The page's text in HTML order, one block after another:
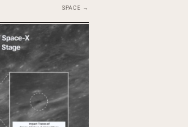
SPACE →